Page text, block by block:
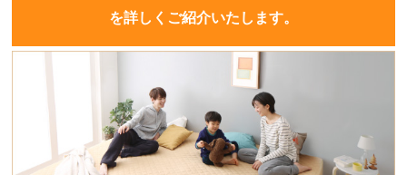
を詳しくご紹介いたします。